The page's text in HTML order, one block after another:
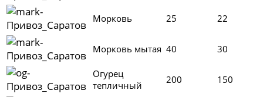
Морковь 25 22
Морковь мытая 40 30
Огурец
тепличный
200 150